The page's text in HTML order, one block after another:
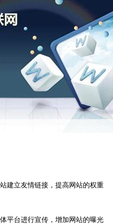
建立友情链接，提高网站的权重
台进行宣传，增加网站的曝光